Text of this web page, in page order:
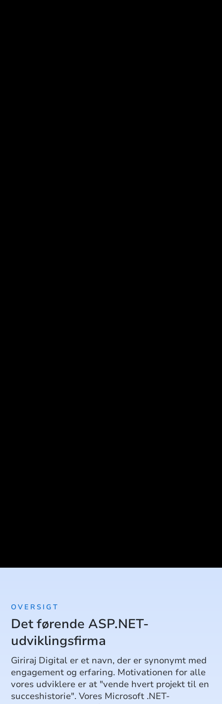
OVERSIGT
Det førende ASP.NET-
udviklingsfirma
Giriraj Digital er et navn, der er synonymt med
engagement og erfaring. Motivationen for alle
vores udviklere er at "vende hvert projekt til en
succeshistorie". Vores Microsoft .NET-